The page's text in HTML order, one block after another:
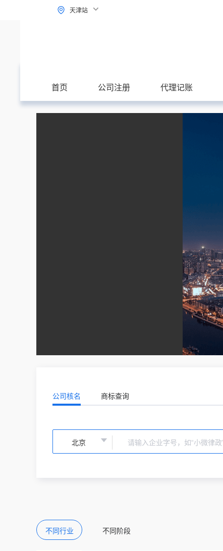
天津站
首页 公司注册 代理记账
公司核名 商标查询
不同行业 不同阶段